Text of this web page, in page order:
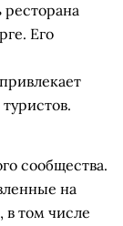
Его
сообщества.
на
в том числе